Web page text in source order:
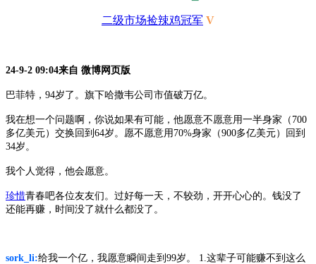
二级市场捡辣鸡冠军 V
24-9-2 09:04来自 微博网页版
巴菲特， 94岁了。旗下哈撒韦公司市值破万亿。
我在想一个问题啊，你说如果有可能，他愿意不愿意用一半身家（ 700
多亿美元）交换回到64岁。愿不愿意用70%身家（900多亿美元）回到
34岁。
我个人觉得，他会愿意。
珍惜青春吧各位友友们。过好每一天，不较劲，开开心心的。钱没了
还能再赚，时间没了就什么都没了。
sork_li:给我一个亿，我愿意瞬间走到 99岁。 1.这辈子可能赚不到这么